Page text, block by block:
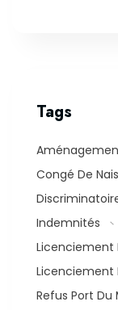
Tags
Congé De
Indemnités
Licenciement
Licenciement
Refus Port Du